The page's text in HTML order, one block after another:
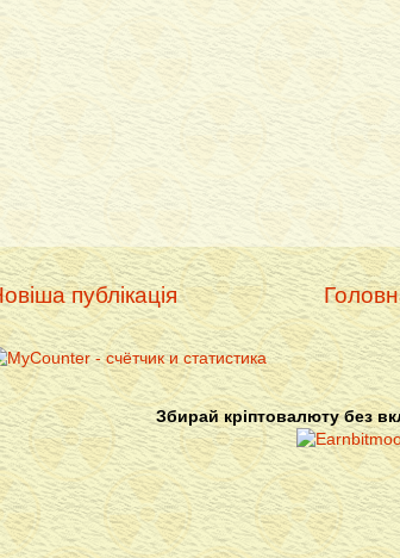
публікація
Збирай кріптовалюту без